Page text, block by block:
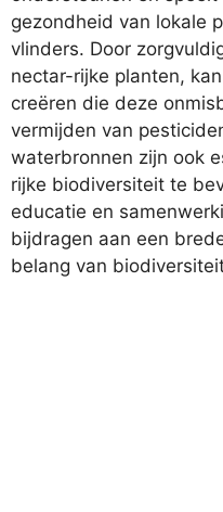
gezondheid van lokale
vlinders. Door
nectar-rijke planten,
creëren die deze
vermijden van
waterbronnen zijn ook
rijke biodiversiteit te
educatie en
bijdragen aan een
belang van